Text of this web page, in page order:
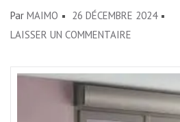
Par MAIMO
26 DÉCEMBRE 2024
LAISSER UN COMMENTAIRE
PRATIQUE
DES
FENÊTRES